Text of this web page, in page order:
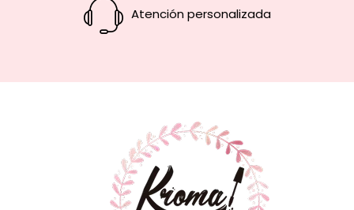
Atención personalizada